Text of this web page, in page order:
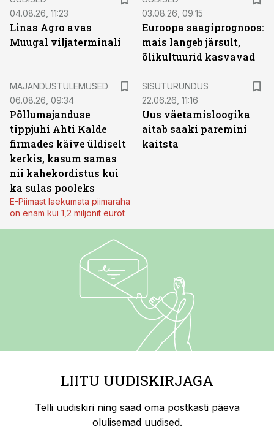
04.08.26, 11:23
Linas Agro avas
Muugal viljaterminali
03.08.26, 09:15
Euroopa saagiprognoos:
mais langeb järsult,
õlikultuurid kasvavad
MAJANDUSTULEMUSED
06.08.26, 09:34
Põllumajanduse
tippjuhi Ahti Kalde
firmades käive üldiselt
kerkis, kasum samas
nii kahekordistus kui
ka sulas pooleks
E-Piimast laekumata piimaraha
on enam kui 1,2 miljonit eurot
SISUTURUNDUS
22.06.26, 11:16
Uus väetamisloogika
aitab saaki paremini
kaitsta
LIITU UUDISKIRJAGA
Telli uudiskiri ning saad oma postkasti päeva
olulisemad uudised.